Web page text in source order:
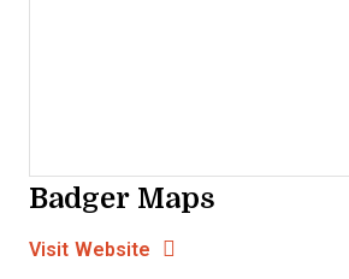
Badger Maps
Visit Website Opens New Window